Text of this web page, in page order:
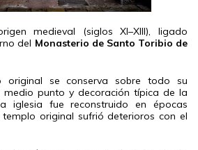
medieval (siglos XI–XIII), ligado
del Monasterio de Santo Toribio de
original se conserva sobre todo su
punto y decoración típica de la
iglesia fue reconstruido en épocas
original sufrió deterioros con el